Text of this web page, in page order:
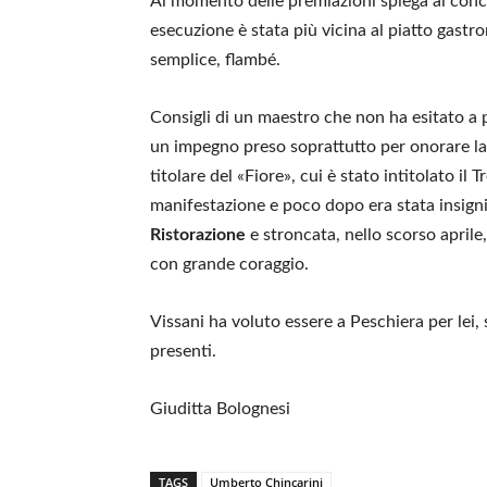
esecuzione è stata più vicina al piatto
semplice, flambé.
Consigli di un maestro che non ha esitato a
un impegno preso soprattutto per onorare
titolare del «Fiore», cui è stato intitolato il
manifestazione e poco dopo era stata
Ristorazione e stroncata, nello scorso
con grande coraggio.
Vissani ha voluto essere a Peschiera per
presenti.
Giuditta Bolognesi
TAGS Umberto Chincarini